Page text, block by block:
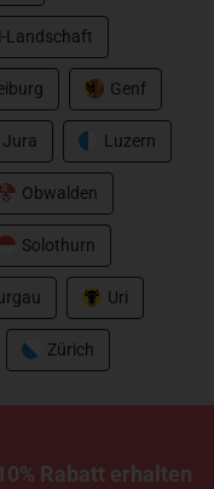
Landschaft
Genf
Jura Luzern
Obwalden
Solothurn
Uri
Zürich
Rabatt erhalten